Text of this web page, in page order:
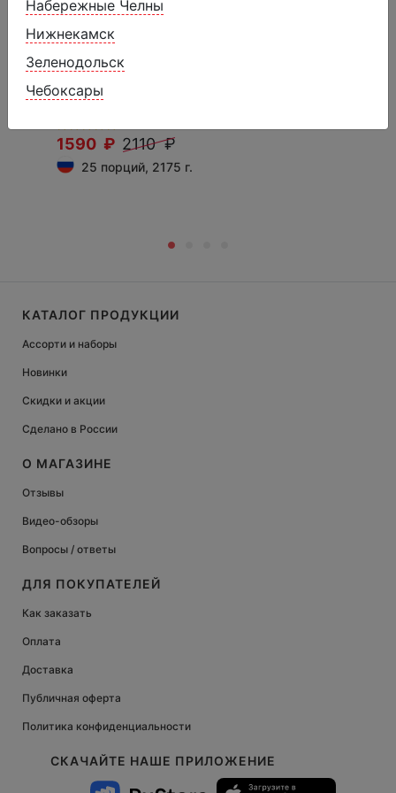
Набережные Челны
Нижнекамск
Зеленодольск
Чебоксары
Пирожок карельский с яблочно-
грушевой начинкой
1590 ₽ 2110 ₽
25 порций, 2175 г.
СКАЧАЙТЕ НАШЕ ПРИЛОЖЕНИЕ
КАТАЛОГ ПРОДУКЦИИ
Ассорти и наборы
Новинки
Скидки и акции
Сделано в России
О МАГАЗИНЕ
Отзывы
Видео-обзоры
Вопросы / ответы
ДЛЯ ПОКУПАТЕЛЕЙ
Как заказать
Оплата
Доставка
Публичная оферта
Политика конфиденциальности